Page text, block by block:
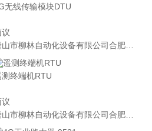
无线传输模块DTU
议
测终端机RTU
议